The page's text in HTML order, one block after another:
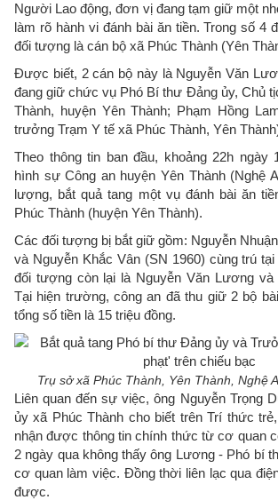
Người Lao động, đơn vị đang tạm giữ một
làm rõ hành vi đánh bài ăn tiền. Trong số 4
đối tượng là cán bộ xã Phúc Thành (Yên
Được biết, 2 cán bộ này là Nguyễn Văn
đang giữ chức vụ Phó Bí thư Đảng ủy, Chủ
Thành, huyện Yên Thành; Phạm Hồng
trưởng Trạm Y tế xã Phúc Thành, Yên
Theo thông tin ban đầu, khoảng 22h ngày
hình sự Công an huyện Yên Thành (Nghệ
lượng, bắt quả tang một vụ đánh bài ăn
Phúc Thành (huyện Yên Thành).
Các đối tượng bị bắt giữ gồm: Nguyễn
và Nguyễn Khắc Vân (SN 1960) cùng trú
đối tượng còn lại là Nguyễn Văn Lương và
Tại hiện trường, công an đã thu giữ 2 bộ
tổng số tiền là 15 triệu đồng.
Trụ sở xã Phúc Thành, Yên Thành, Nghệ
Liên quan đến sự việc, ông Nguyễn Trọng
ủy xã Phúc Thành cho biết trên Trí thức
nhận được thông tin chính thức từ cơ quan
2 ngày qua không thấy ông Lương - Phó bí
cơ quan làm việc. Đồng thời liên lạc qua
được.